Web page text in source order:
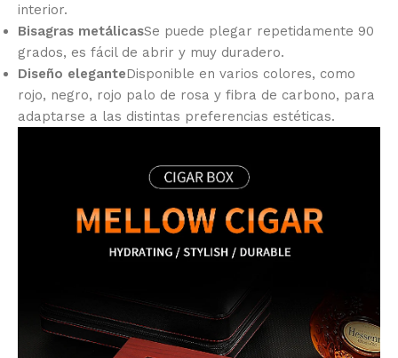
interior.
Bisagras metálicasSe puede plegar repetidamente 90
grados, es fácil de abrir y muy duradero.
Diseño eleganteDisponible en varios colores, como
rojo, negro, rojo palo de rosa y fibra de carbono, para
adaptarse a las distintas preferencias estéticas.